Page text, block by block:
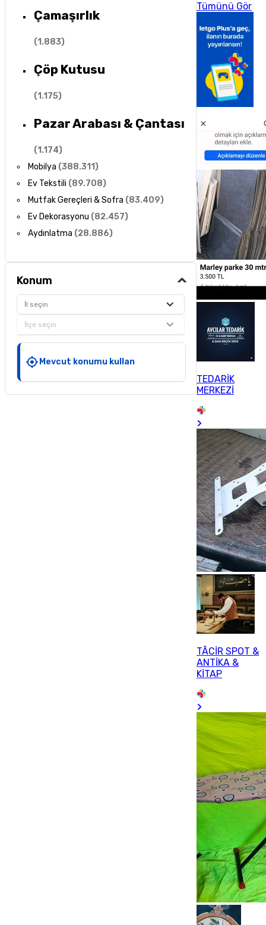
Çamaşırlık
(1.883)
Çöp Kutusu
(1.175)
Pazar Arabası & Çantası
(1.174)
Mobilya (388.311)
Ev Tekstili (89.708)
Mutfak Gereçleri & Sofra (83.409)
Ev Dekorasyonu (82.457)
Aydınlatma (28.886)
Konum
İl seçin
İlçe seçin
Mevcut konumu kullan
Tümünü Gör
TEDARİK
MERKEZİ
TÂCİR SPOT &
ANTİKA &
KİTAP